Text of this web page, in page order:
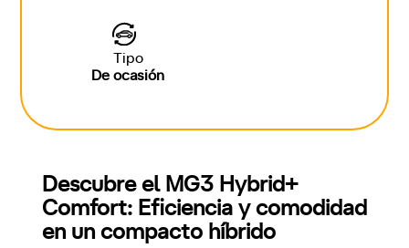
Tipo
De ocasión
Descubre el MG3 Hybrid+
Comfort: Eficiencia y comodidad
en un compacto híbrido